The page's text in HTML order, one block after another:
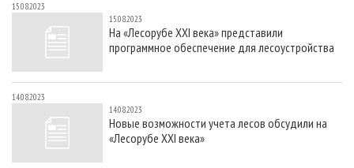
15.08.2023
15.08.2023
На «Лесорубе XXI века» представили
программное обеспечение для лесоустройства
14.08.2023
14.08.2023
Новые возможности учета лесов обсудили на
«Лесорубе XXI века»